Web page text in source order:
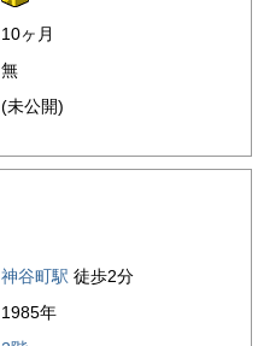
10ヶ月
無
(未公開)
神谷町駅 徒歩2分
1985年